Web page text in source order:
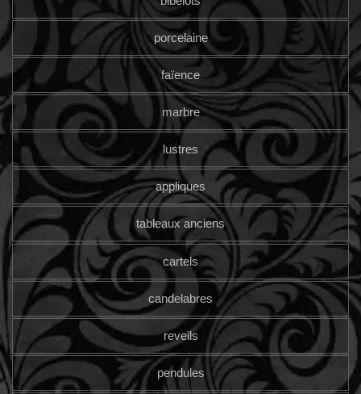
porcelaine
faïence
marbre
lustres
appliques
tableaux anciens
cartels
candelabres
reveils
pendules